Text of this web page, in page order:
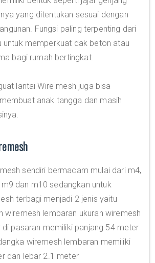
yang ditentukan sesuai dengan
Fungsi paling terpenting dari
untuk memperkuat dak beton atau
bagi rumah bertingkat.
lantai Wire mesh juga bisa
anak tangga dan masih
sendiri bermacam mulai dari m4,
dan m10 sedangkan untuk
terbagi menjadi 2 jenis yaitu
wiremesh lembaran ukuran wiremesh
pasaran memiliki panjang 54 meter
wiremesh lembaran memiliki
dan lebar 2.1 meter